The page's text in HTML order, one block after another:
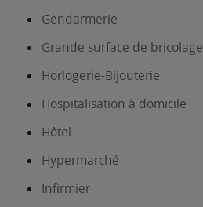
Gendarmerie
Grande surface de bricolage
Horlogerie-Bijouterie
Hospitalisation à domicile
Hôtel
Hypermarché
Infirmier